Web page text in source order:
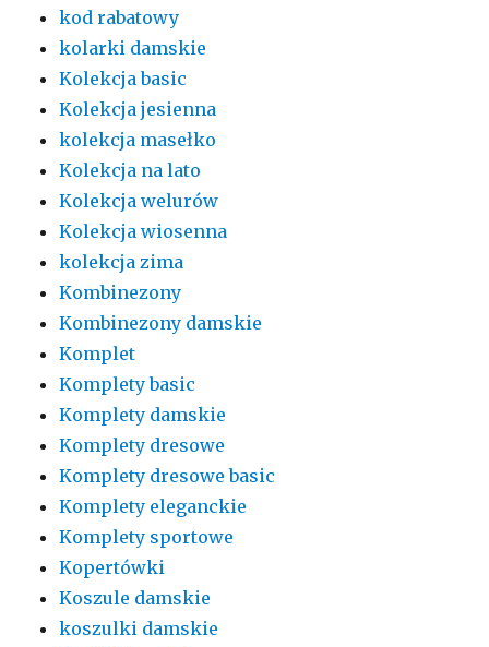
kod rabatowy
kolarki damskie
Kolekcja basic
Kolekcja jesienna
kolekcja masełko
Kolekcja na lato
Kolekcja welurów
Kolekcja wiosenna
kolekcja zima
Kombinezony
Kombinezony damskie
Komplet
Komplety basic
Komplety damskie
Komplety dresowe
Komplety dresowe basic
Komplety eleganckie
Komplety sportowe
Kopertówki
Koszule damskie
koszulki damskie